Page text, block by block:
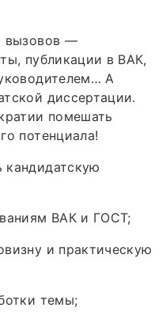
вызовов —
публикации в ВАК,
А
диссертации.
помешать
потенциала!
ВАК и ГОСТ;
и практическую
темы;